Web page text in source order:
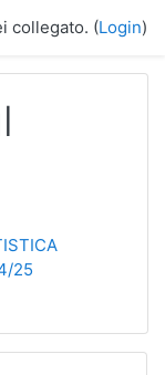
collegato. (Login)
25